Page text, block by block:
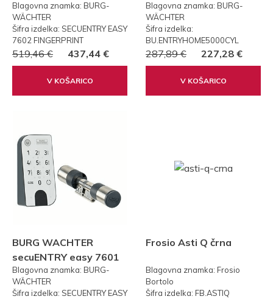
FP PRSTNI ODTIS
Blagovna znamka: BURG-
WÄCHTER
Šifra izdelka: SECUENTRY EASY
7602 FINGERPRINT
519,46 € 437,44 €
V KOŠARICO
Blagovna znamka: BURG-
WÄCHTER
Šifra izdelka:
BU.ENTRYHOME5000CYL
287,89 € 227,28 €
V KOŠARICO
BURG WACHTER
secuENTRY easy 7601
PIN KODA
Blagovna znamka: BURG-
WÄCHTER
Šifra izdelka: SECUENTRY EASY
Frosio Asti Q črna
Blagovna znamka: Frosio
Bortolo
Šifra izdelka: FB.ASTIQ